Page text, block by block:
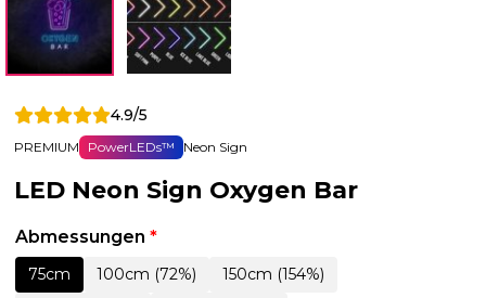
4.9/5
PREMIUM PowerLEDs™ Neon Sign
LED Neon Sign Oxygen Bar
Abmessungen *
75cm 100cm (72%)
150cm (154%)